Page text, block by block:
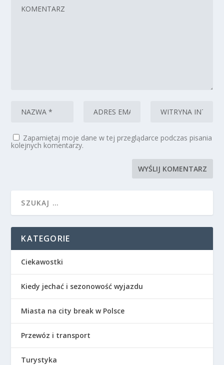
Zapamiętaj moje dane w tej przeglądarce podczas pisania
kolejnych komentarzy.
KATEGORIE
Ciekawostki
Kiedy jechać i sezonowość wyjazdu
Miasta na city break w Polsce
Przewóz i transport
Turystyka